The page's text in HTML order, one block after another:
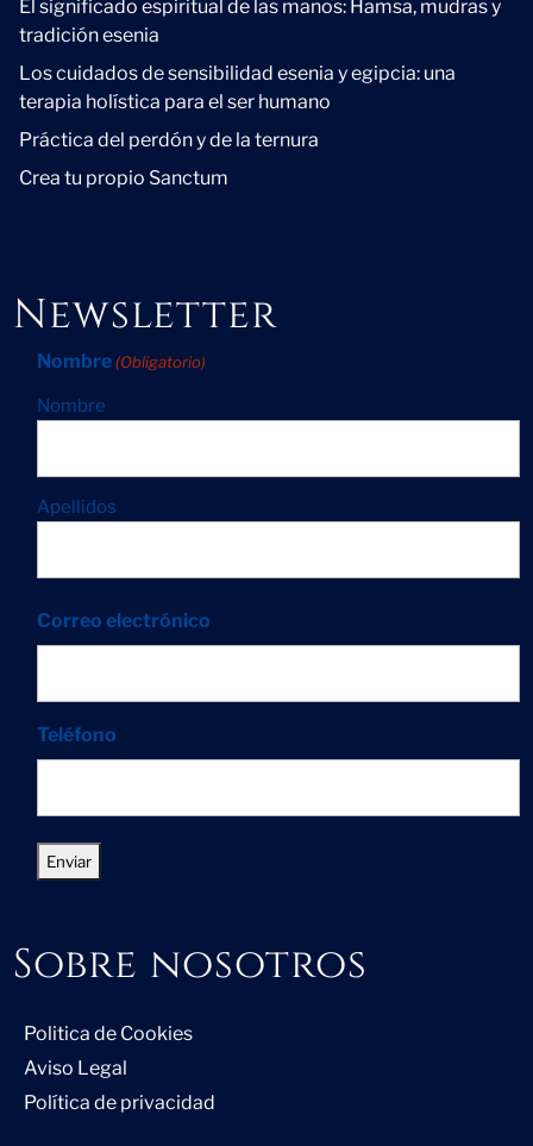
El significado espiritual de las manos: Hamsa, mudras y
tradición esenia
Los cuidados de sensibilidad esenia y egipcia: una
terapia holística para el ser humano
Práctica del perdón y de la ternura
Crea tu propio Sanctum
Newsletter
Nombre (Obligatorio)
Nombre
Apellidos
Correo electrónico
Teléfono
Sobre nosotros
Politica de Cookies
Aviso Legal
Política de privacidad